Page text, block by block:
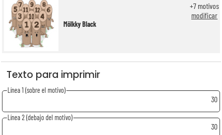
Mölkky Black
+7 motivos
modificar
Texto para imprimir
Línea 1 (sobre el motivo)
30
Línea 2 (debajo del motivo)
30